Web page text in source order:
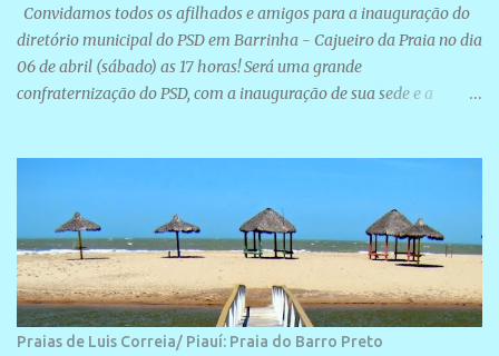
Convidamos todos os afilhados e amigos para a inauguração do
diretório municipal do PSD em Barrinha - Cajueiro da Praia no dia
06 de abril (sábado) as 17 horas! Será uma grande
confraternização do PSD, com a inauguração de sua sede e a
Praias de Luis Correia/ Piauí: Praia do Barro Preto